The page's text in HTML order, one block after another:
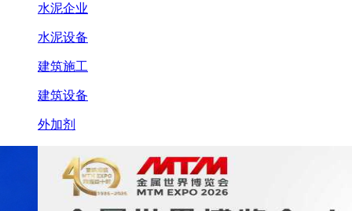
水泥企业
水泥设备
建筑施工
建筑设备
外加剂